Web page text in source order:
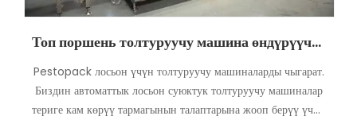
Топ поршень толтуруучу машина өндүрүүчүлөр
Pestopack лосьон үчүн толтуруучу машиналарды чыгарат.
Биздин автоматтык лосьон суюктук толтуруучу машиналар
териге кам көрүү тармагынын талаптарына жооп берүү үчүн